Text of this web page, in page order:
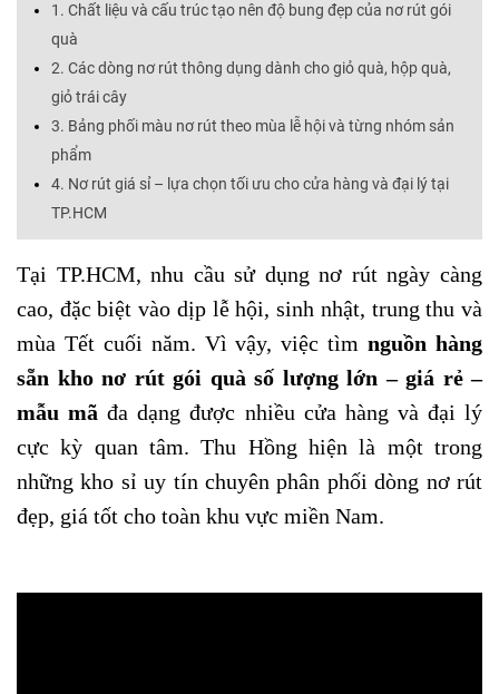
1. Chất liệu và cấu trúc tạo nên độ bung đẹp của nơ rút gói
quà
2. Các dòng nơ rút thông dụng dành cho giỏ quà, hộp quà,
giỏ trái cây
3. Bảng phối màu nơ rút theo mùa lễ hội và từng nhóm sản
phẩm
4. Nơ rút giá sỉ – lựa chọn tối ưu cho cửa hàng và đại lý tại
TP.HCM
Tại TP.HCM, nhu cầu sử dụng nơ rút ngày càng
cao, đặc biệt vào dịp lễ hội, sinh nhật, trung thu và
mùa Tết cuối năm. Vì vậy, việc tìmnguồn hàng
sẵn kho nơ rút gói quà số lượng lớn – giá rẻ –
mẫu mã đa dạng được nhiều cửa hàng và đại lý
cực kỳ quan tâm. Thu Hồng hiện là một trong
những kho sỉ uy tín chuyên phân phối dòng nơ rút
đẹp, giá tốt cho toàn khu vực miền Nam.